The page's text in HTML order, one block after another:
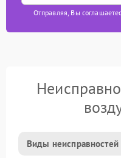
Отправляя, Вы
Виды неисправностей